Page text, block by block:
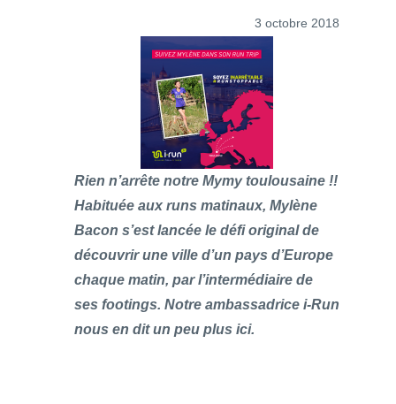
3 octobre 2018
Rien n’arrête notre Mymy toulousaine !!
Habituée aux runs matinaux, Mylène
Bacon s’est lancée le défi original de
découvrir une ville d’un pays d’Europe
chaque matin, par l’intermédiaire de
ses footings. Notre ambassadrice i-Run
nous en dit un peu plus ici.